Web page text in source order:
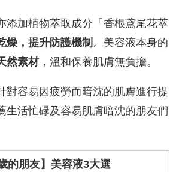
添加植物萃取成分「香根鳶尾花萃
燥，提升防護機制 。美容液本身的
然素材，溫和保養肌膚無負擔。
對容易因疲勞而暗沈的肌膚進行提
生活忙碌及容易肌膚暗沈的朋友們
的朋友】美容液3大選